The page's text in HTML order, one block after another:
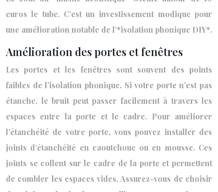
euros le tube. C’est un investissement modique pour
une amélioration notable de l’*isolation phonique DIY*.
Amélioration des portes et fenêtres
Les portes et les fenêtres sont souvent des points
faibles de l’isolation phonique. Si votre porte n’est pas
étanche, le bruit peut passer facilement à travers les
espaces entre la porte et le cadre. Pour améliorer
l’étanchéité de votre porte, vous pouvez installer des
joints d’étanchéité en caoutchouc ou en mousse. Ces
joints se collent sur le cadre de la porte et permettent
de combler les espaces vides. Assurez-vous de choisir